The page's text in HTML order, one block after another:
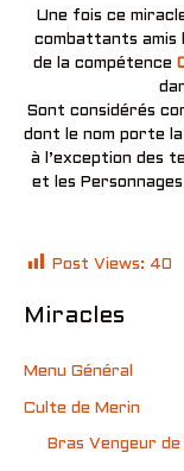
Une fois ce
combattants amis
de la compétence
Sont considérés
dont le nom porte
à l’exception des
et les
Post Views: 40
Miracles
Menu Général
Culte de Merin
Bras Vengeur de